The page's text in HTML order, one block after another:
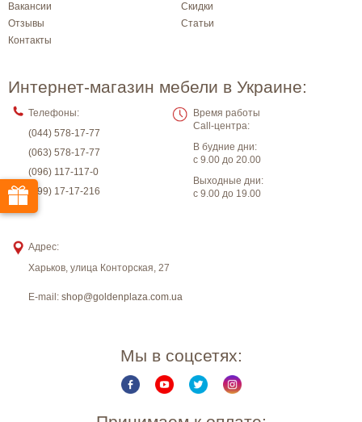
Вакансии
Скидки
Отзывы
Статьи
Контакты
Интернет-магазин мебели в Украине:
Телефоны:
(044) 578-17-77
(063) 578-17-77
(096) 117-117-0
(099) 17-17-216
Время работы
Call-центра:
В будние дни:
с 9.00 до 20.00
Выходные дни:
с 9.00 до 19.00
Адрес:
Харьков, улица Конторская, 27
E-mail: shop@goldenplaza.com.ua
Мы в соцсетях: